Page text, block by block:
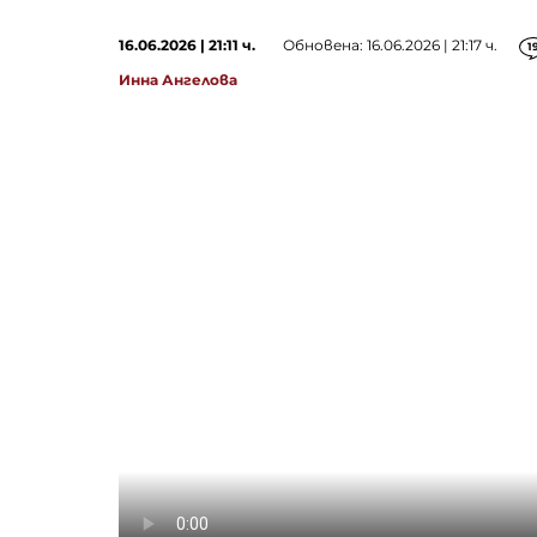
16.06.2026 | 21:11 ч. Обновена: 16.06.2026 | 21:17 ч.
Инна Ангелова